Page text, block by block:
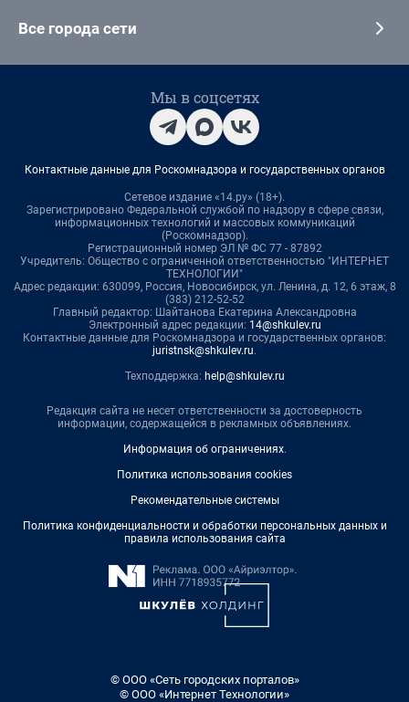
Все города сети
Мы в соцсетях
Контактные данные для Роскомнадзора и государственных органов
Сетевое издание «14.ру» (18+).
Зарегистрировано Федеральной службой по надзору в сфере связи,
информационных технологий и массовых коммуникаций
(Роскомнадзор).
Регистрационный номер ЭЛ № ФС 77 - 87892
Учредитель: Общество с ограниченной ответственностью "ИНТЕРНЕТ
ТЕХНОЛОГИИ"
Адрес редакции: 630099, Россия, Новосибирск, ул. Ленина, д. 12, 6 этаж, 8
(383) 212-52-52
Главный редактор: Шайтанова Екатерина Александровна
Электронный адрес редакции: 14@shkulev.ru
Контактные данные для Роскомнадзора и государственных органов:
juristnsk@shkulev.ru.
Техподдержка: help@shkulev.ru
Редакция сайта не несет ответственности за достоверность
информации, содержащейся в рекламных объявлениях.
Информация об ограничениях.
Политика использования cookies
Рекомендательные системы
Политика конфиденциальности и обработки персональных данных и
правила использования сайта
© ООО «Сеть городских порталов»
© ООО «Интернет Технологии»